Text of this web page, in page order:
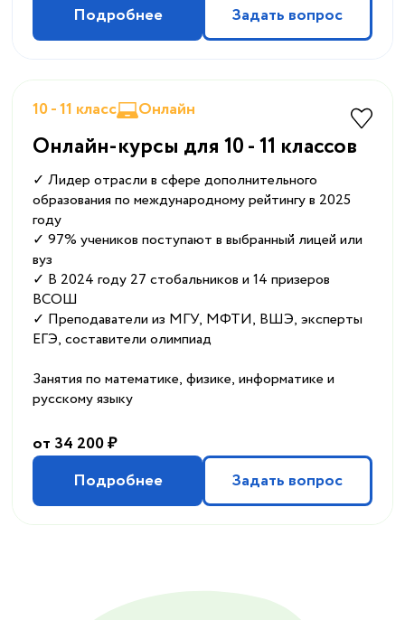
Подробнее
Задать вопрос
10 - 11 класс Онлайн
Онлайн-курсы для 10 - 11 классов
✓ Лидер отрасли в сфере дополнительного
образования по международному рейтингу в 2025
году
✓ 97% учеников поступают в выбранный лицей или
вуз
✓ В 2024 году 27 стобальников и 14 призеров
ВСОШ
✓ Преподаватели из МГУ, МФТИ, ВШЭ, эксперты
ЕГЭ, составители олимпиад
Занятия по математике, физике, информатике и
русскому языку
от 34 200 ₽
Подробнее
Задать вопрос